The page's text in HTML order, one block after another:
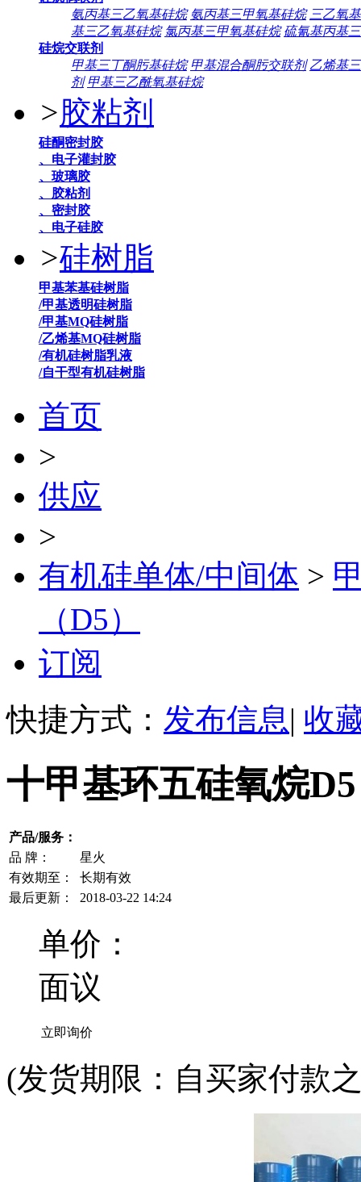
氨丙基三乙氧基硅烷 氨丙基三甲氧基硅烷 三乙氧
基三乙氧基硅烷 氯丙基三甲氧基硅烷 硫氰基丙基
硅烷交联剂
甲基三丁酮肟基硅烷 甲基混合酮肟交联剂 乙烯基
剂 甲基三乙酰氧基硅烷
>胶粘剂
硅酮密封胶
、电子灌封胶
、玻璃胶
、胶粘剂
、密封胶
、电子硅胶
>硅树脂
甲基苯基硅树脂
/甲基透明硅树脂
/甲基MQ硅树脂
/乙烯基MQ硅树脂
/有机硅树脂乳液
/自干型有机硅树脂
首页
>
供应
>
有机硅单体/中间体 >
（D5）
订阅
快捷方式： 发布信息| 收
十甲基环五硅氧烷D5
产品/服务：
品 牌：
星火
有效期至：
长期有效
最后更新：
2018-03-22 14:24
单价：
面议
立即询价
(发货期限：自买家付款